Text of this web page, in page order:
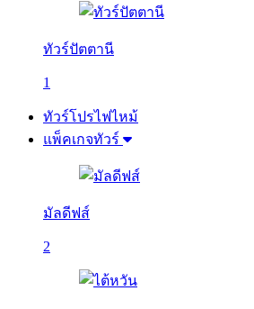
ทัวร์ปัตตานี
1
ทัวร์โปรไฟไหม้
แพ็คเกจทัวร์
มัลดีฟส์
2